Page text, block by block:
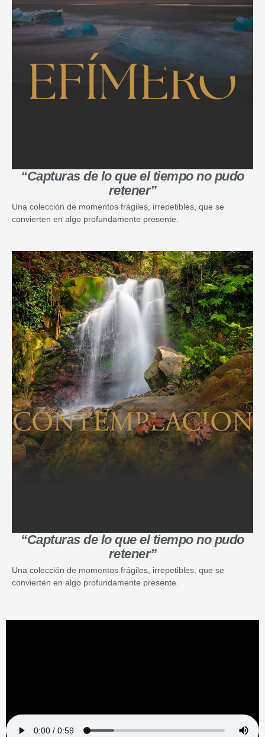
“Capturas de lo que el tiempo no pudo
retener”
Una colección de momentos frágiles, irrepetibles, que se
convierten en algo profundamente presente.
“Capturas de lo que el tiempo no pudo
retener”
Una colección de momentos frágiles, irrepetibles, que se
convierten en algo profundamente presente.